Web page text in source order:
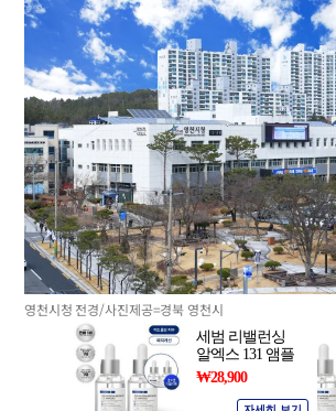
영천시청 전경/사진제공=경북 영천시